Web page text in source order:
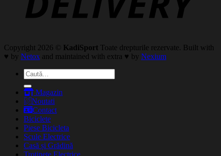
Copyright 2026 © KadiSport Toate drepturile rezervate. Built with
♥ by Netox and maintained with extra ♥ by Nexium
Caută
după:
Magazin
Noutati
Contact
Biciclete
Piese Bicicleta
Scule Electrice
Casă și Grădină
Trotinete Electrice